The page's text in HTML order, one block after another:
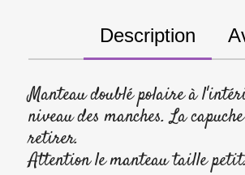
Description
Manteau doublé polaire à
niveau des manches. La
retirer.
Attention le manteau taille petit.